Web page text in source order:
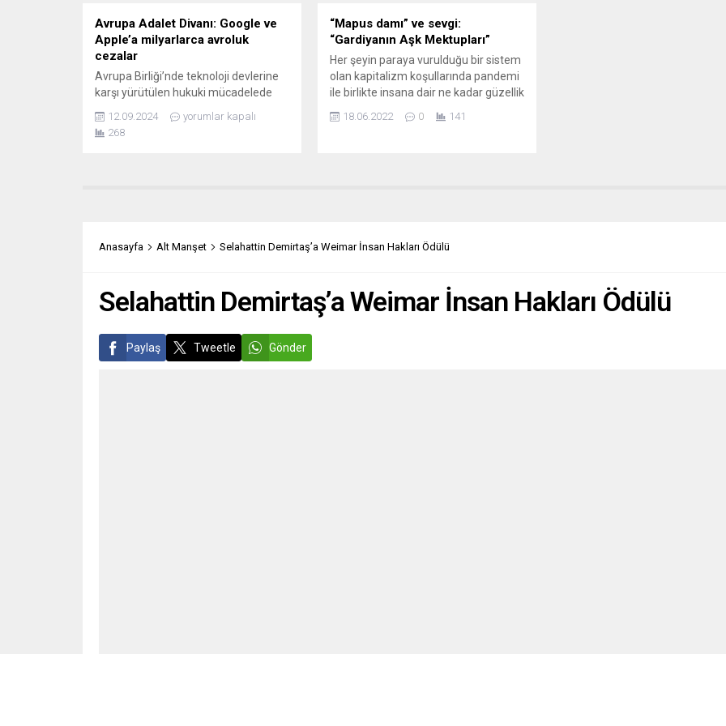
Avrupa Adalet Divanı: Google ve
Apple’a milyarlarca avroluk
cezalar
Avrupa Birliği’nde teknoloji devlerine
karşı yürütülen hukuki mücadelede
rekabet otoriteleri, Avrupa Adalet
Divanı’nda iki önemli dava kazandı.
hâkimiyetini kötüye kullandığı...
12.09.2024
yorumlar kapalı
268
“Mapus damı” ve sevgi:
“Gardiyanın Aşk Mektupları”
Her şeyin paraya vurulduğu bir sistem
olan kapitalizm koşullarında pandemi
ile birlikte insana dair ne kadar güzellik
alanında emek sarf edenler, kafa
18.06.2022 0 141
Anasayfa Alt Manşet Selahattin Demirtaş’a Weimar İnsan Hakları Ödülü
Selahattin Demirtaş’a Weimar İnsan Hakları Ödülü
Paylaş Tweetle Gönder